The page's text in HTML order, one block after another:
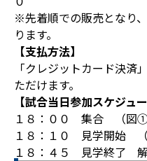
※先着順での販売となり
ります。
【支払方法】
「クレジットカード決済
ただけます。
【試合当日参加スケジュー
１８：００ 集合 （図①
１８：１０ 見学開始
１８：４５ 見学終了